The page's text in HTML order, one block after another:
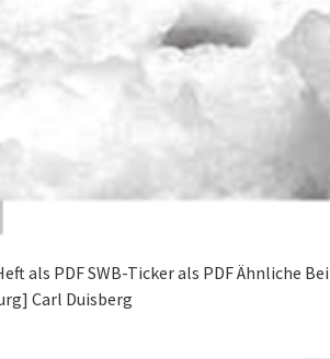
als PDF SWB-Ticker als PDF Ähnliche
Carl Duisberg